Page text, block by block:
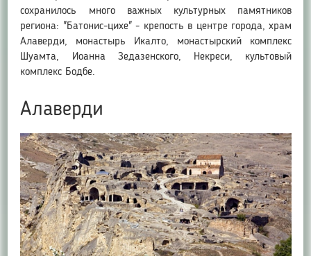
сохранилось много важных культурных памятников
региона: "Батонис-цихе" - крепость в центре города, храм
Алаверди, монастырь Икалто, монастырский комплекс
Шуамта, Иоанна Зедазенского, Некреси, культовый
комплекс Бодбе.
Алаверди